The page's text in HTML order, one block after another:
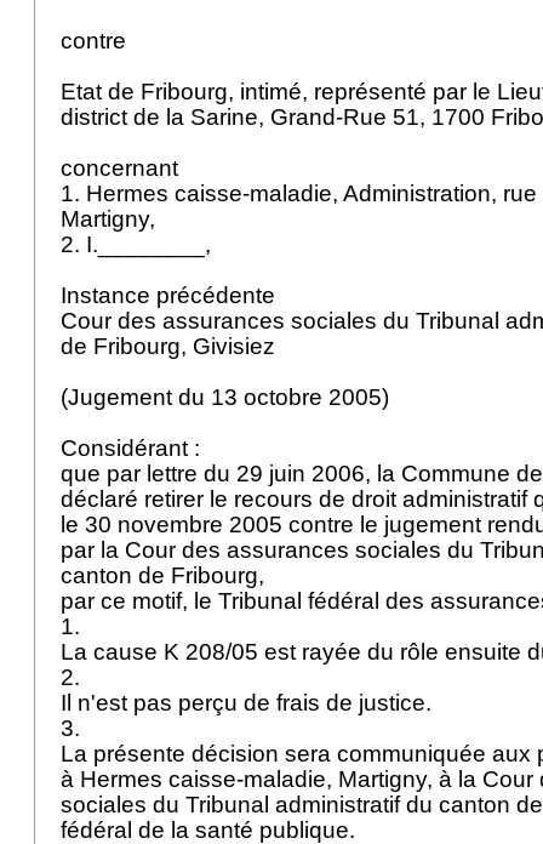
contre
Etat de Fribourg, intimé, représenté par le
district de la Sarine, Grand-Rue 51, 1700
concernant
1. Hermes caisse-maladie, Administration,
Martigny,
2. I.________,
Instance précédente
Cour des assurances sociales du Tribunal
de Fribourg, Givisiez
(Jugement du 13 octobre 2005)
Considérant :
que par lettre du 29 juin 2006, la Commune
déclaré retirer le recours de droit administratif
le 30 novembre 2005 contre le jugement
par la Cour des assurances sociales du
canton de Fribourg,
par ce motif, le Tribunal fédéral des
1.
La cause K 208/05 est rayée du rôle ensuite
2.
Il n'est pas perçu de frais de justice.
3.
La présente décision sera communiquée aux
à Hermes caisse-maladie, Martigny, à la
sociales du Tribunal administratif du canton
fédéral de la santé publique.